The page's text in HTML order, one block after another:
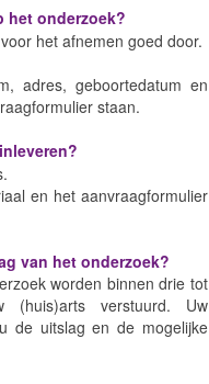
het onderzoek?
het afnemen goed door.
adres, geboortedatum en
staan.
en het aanvraagformulier
van het onderzoek?
worden binnen drie tot
(huis)arts verstuurd. Uw
de uitslag en de mogelijke